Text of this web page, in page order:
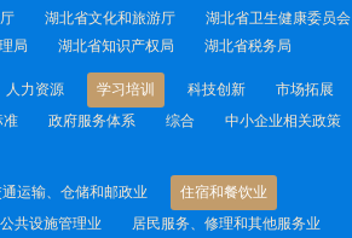
湖北省文化和旅游厅
湖北省卫生健康委员会
局 湖北省知识产权局 湖北省税务局
人力资源 学习培训 科技创新
市场拓展
准 政府服务体系 综合
中小企业相关政策
运输、仓储和邮政业
住宿和餐饮业
共设施管理业
居民服务、修理和其他服务业